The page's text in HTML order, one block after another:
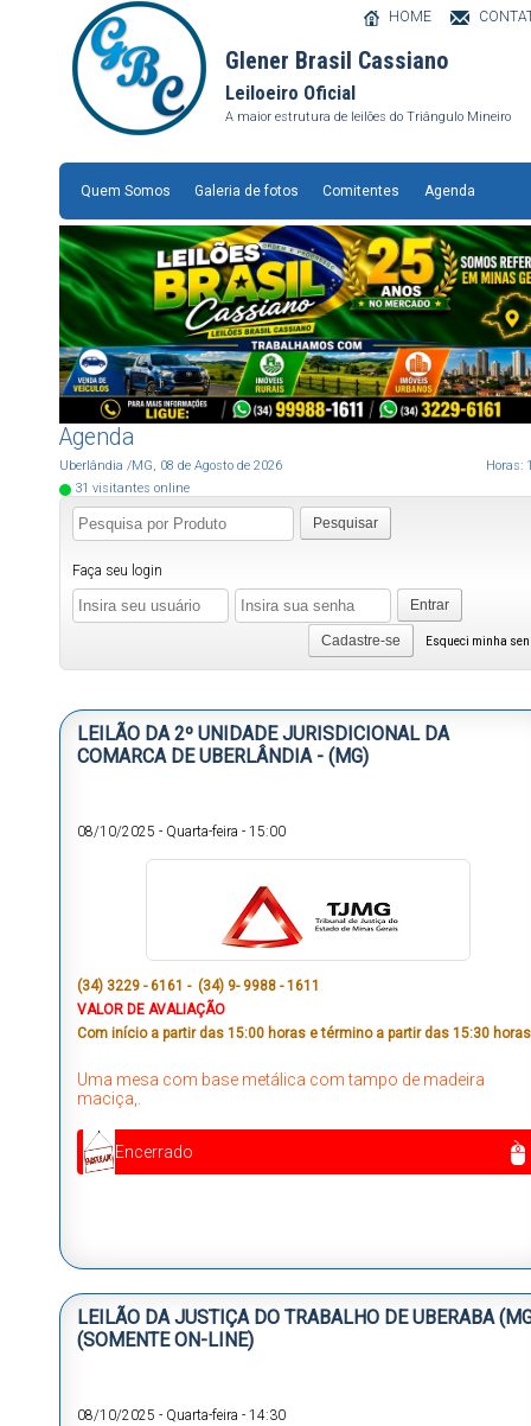
Glener Brasil Cassiano
Leiloeiro Oficial
A maior estrutura de leilões do Triângulo Mineiro
HOME
Quem Somos Galeria de fotos Comitentes Agenda
Agenda
Uberlândia /MG, 08 de Agosto de 2026 Horas:
31 visitantes online
Pesquisar
Faça seu login
Entrar
Esqueci minha
Cadastre-se
LEILÃO DA 2º UNIDADE JURISDICIONAL DA
COMARCA DE UBERLÂNDIA - (MG)
08/10/2025 - Quarta-feira - 15:00
(34) 3229 - 6161 - (34) 9- 9988 - 1611
VALOR DE AVALIAÇÃO
Com início a partir das 15:00 horas e término a partir das 15:30 horas
Uma mesa com base metálica com tampo de madeira
maciça,.
Encerrado
LEILÃO DA JUSTIÇA DO TRABALHO DE UBERABA
(SOMENTE ON-LINE)
08/10/2025 - Quarta-feira - 14:30